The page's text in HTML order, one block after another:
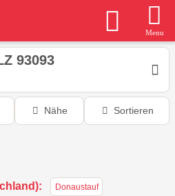
Menu
93093
Nähe Sortieren
Donaustauf